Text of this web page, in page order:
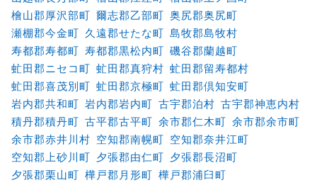
檜山郡厚沢部町 爾志郡乙部町 奥尻郡奥尻町
瀬棚郡今金町 久遠郡せたな町 島牧郡島牧村
寿都郡寿都町 寿都郡黒松内町 磯谷郡蘭越町
虻田郡ニセコ町 虻田郡真狩村 虻田郡留寿都村
虻田郡喜茂別町 虻田郡京極町 虻田郡倶知安町
岩内郡共和町 岩内郡岩内町 古宇郡泊村 古宇郡神恵内村
積丹郡積丹町 古平郡古平町 余市郡仁木町 余市郡余市町
余市郡赤井川村 空知郡南幌町 空知郡奈井江町
空知郡上砂川町 夕張郡由仁町 夕張郡長沼町
夕張郡栗山町 樺戸郡月形町 樺戸郡浦臼町